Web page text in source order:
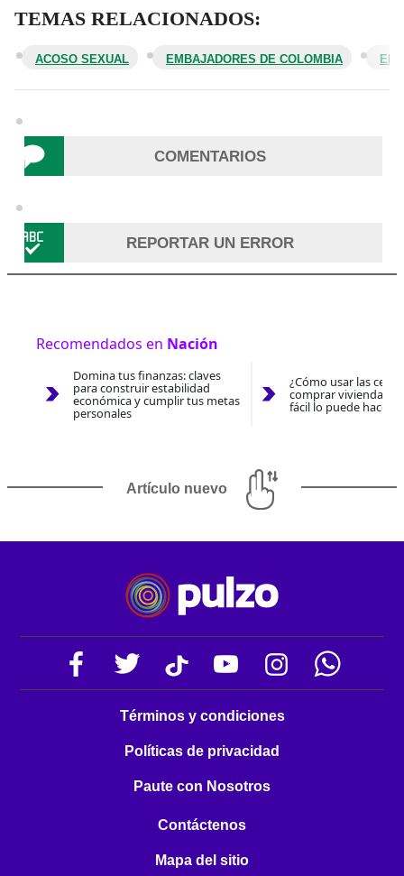
TEMAS RELACIONADOS:
ACOSO SEXUAL EMBAJADORES DE COLOMBIA
COMENTARIOS
REPORTAR UN ERROR
Recomendados en Nación
Domina tus finanzas: claves
para construir estabilidad
económica y cumplir tus metas
personales
¿Cómo usar las
comprar vivienda
fácil lo puede hacer
Artículo nuevo
Términos y condiciones
Políticas de privacidad
Paute con Nosotros
Contáctenos
Mapa del sitio